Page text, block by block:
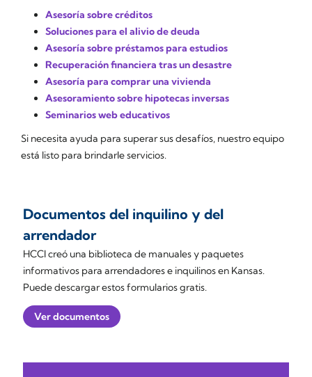
Asesoría sobre créditos
Soluciones para el alivio de deuda
Asesoría sobre préstamos para estudios
Recuperación financiera tras un desastre
Asesoría para comprar una vivienda
Asesoramiento sobre hipotecas inversas
Seminarios web educativos
Si necesita ayuda para superar sus desafíos, nuestro equipo
está listo para brindarle servicios.
Documentos del inquilino y del
arrendador
HCCI creó una biblioteca de manuales y paquetes
informativos para arrendadores e inquilinos en Kansas.
Puede descargar estos formularios gratis.
Ver documentos